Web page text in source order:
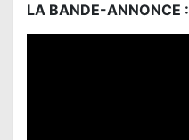
LA BANDE-ANNONCE :